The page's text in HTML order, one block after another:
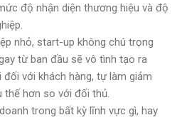
độ nhận diện thương hiệu và độ
nhỏ, start-up không chú trọng
từ ban đầu sẽ vô tình tạo ra
với khách hàng, tự làm giảm
thế hơn so với đối thủ.
trong bất kỳ lĩnh vực gì, hay